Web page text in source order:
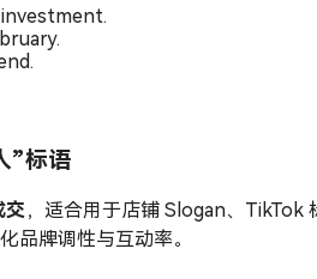
”标语
交，适合用于店铺 Slogan、TikTok
品牌调性与互动率。